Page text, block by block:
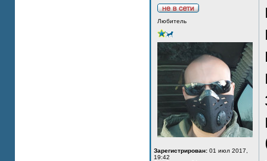
Любитель
Зарегистрирован: 01 июл 2017,
19:42